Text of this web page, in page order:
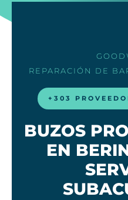
REPARACIÓN DE
+303
BUZOS
EN